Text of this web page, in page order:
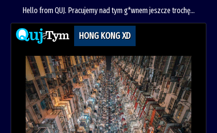
Hello from QUJ. Pracujemy nad tym g*wnem jeszcze trochę...
HONG KONG XD